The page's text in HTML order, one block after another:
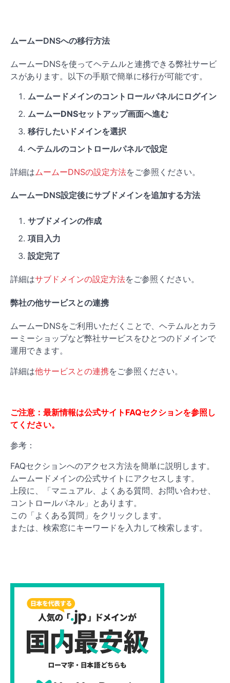
ムームーDNSへの移行方法
ムームーDNSを使ってヘテムルと連携できる弊社サービ
スがあります。以下の手順で簡単に移行が可能です。
ムームードメインのコントロールパネルにログイン
ムームーDNSセットアップ画面へ進む
移行したいドメインを選択
ヘテムルのコントロールパネルで設定
詳細は ムームーDNSの設定方法をご参照ください。
ムームーDNS設定後にサブドメインを追加する方法
サブドメインの作成
項目入力
設定完了
詳細はサブドメインの設定方法をご参照ください。
弊社の他サービスとの連携
ムームーDNSをご利用いただくことで、ヘテムルとカラ
ーミーショップなど弊社サービスをひとつのドメインで
運用できます。
詳細は他サービスとの連携をご参照ください。
ご注意：最新情報は公式サイトFAQセクションを参照し
てください。
参考：
FAQセクションへのアクセス方法を簡単に説明します。
ムームードメインの公式サイトにアクセスします。
上段に、「マニュアル、よくある質問、お問い合わせ、
コントロールパネル」とあります。
この「よくある質問」をクリックします。
または、検索窓にキーワードを入力して検索します。